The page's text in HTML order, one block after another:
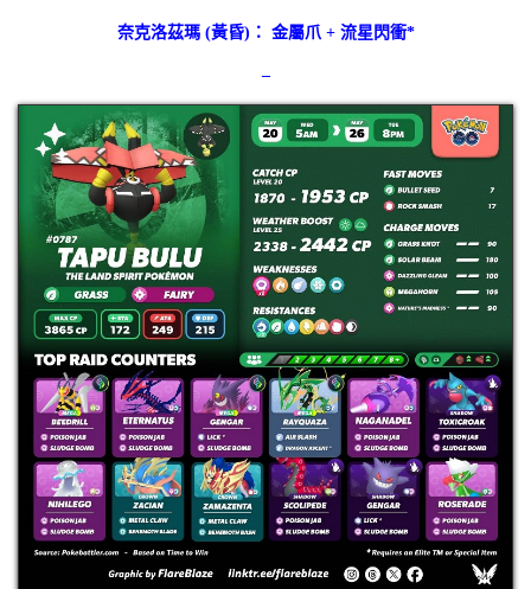
奈克洛茲瑪 (黃昏)： 金屬爪 + 流星閃衝*
–